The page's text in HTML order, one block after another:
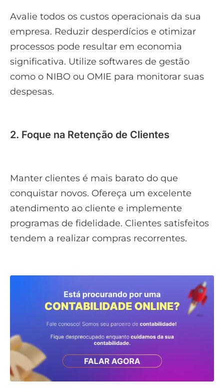
Avalie todos os custos operacionais da sua
empresa. Reduzir desperdícios e otimizar
processos pode resultar em economia
significativa. Utilize softwares de gestão
como o NIBO ou OMIE para monitorar suas
despesas.
2. Foque na Retenção de Clientes
Manter clientes é mais barato do que
conquistar novos. Ofereça um excelente
atendimento ao cliente e implemente
programas de fidelidade. Clientes satisfeitos
tendem a realizar compras recorrentes.